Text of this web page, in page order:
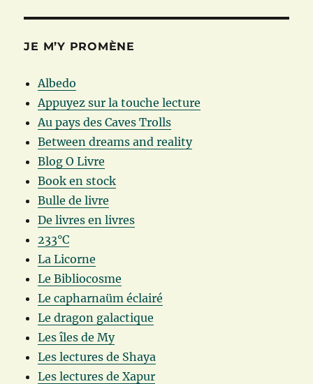
JE M’Y PROMÈNE
Albedo
Appuyez sur la touche lecture
Au pays des Caves Trolls
Between dreams and reality
Blog O Livre
Book en stock
Bulle de livre
De livres en livres
233°C
La Licorne
Le Bibliocosme
Le capharnaüm éclairé
Le dragon galactique
Les îles de My
Les lectures de Shaya
Les lectures de Xapur